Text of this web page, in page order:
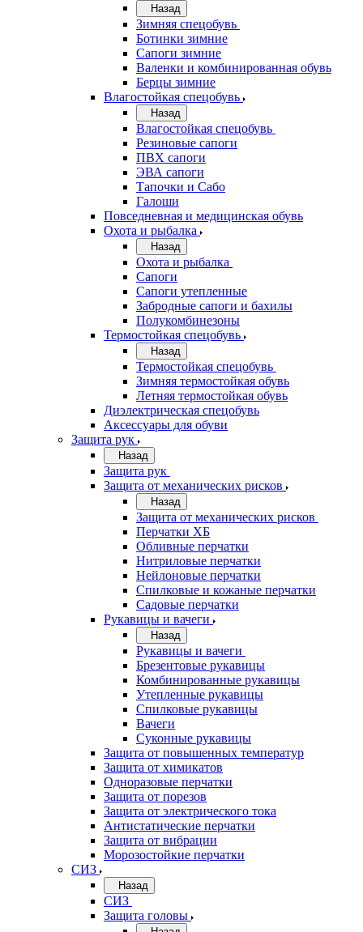
Назад
Зимняя спецобувь
Ботинки зимние
Сапоги зимние
Валенки и комбинированная обувь
Берцы зимние
Влагостойкая спецобувь
Назад
Влагостойкая спецобувь
Резиновые сапоги
ПВХ сапоги
ЭВА сапоги
Тапочки и Сабо
Галоши
Повседневная и медицинская обувь
Охота и рыбалка
Назад
Охота и рыбалка
Сапоги
Сапоги утепленные
Забродные сапоги и бахилы
Полукомбинезоны
Термостойкая спецобувь
Назад
Термостойкая спецобувь
Зимняя термостойкая обувь
Летняя термостойкая обувь
Диэлектрическая спецобувь
Аксессуары для обуви
Защита рук
Назад
Защита рук
Защита от механических рисков
Назад
Защита от механических рисков
Перчатки ХБ
Обливные перчатки
Нитриловые перчатки
Нейлоновые перчатки
Спилковые и кожаные перчатки
Садовые перчатки
Рукавицы и вачеги
Назад
Рукавицы и вачеги
Брезентовые рукавицы
Комбинированные рукавицы
Утепленные рукавицы
Спилковые рукавицы
Вачеги
Суконные рукавицы
Защита от повышенных температур
Защита от химикатов
Одноразовые перчатки
Защита от порезов
Защита от электрического тока
Антистатические перчатки
Защита от вибрации
Морозостойкие перчатки
СИЗ
Назад
СИЗ
Защита головы